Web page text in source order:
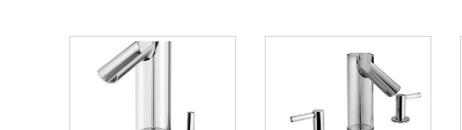
NT$38,790。NT$31,032。
NT$55,800。